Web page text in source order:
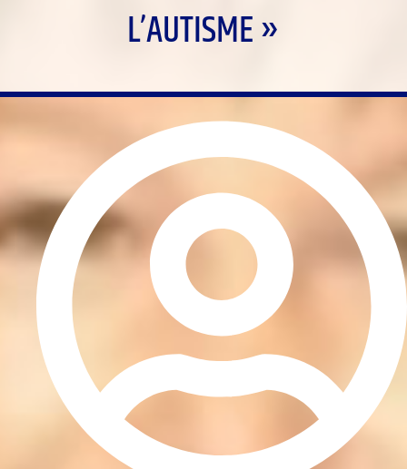
L’AUTISME »